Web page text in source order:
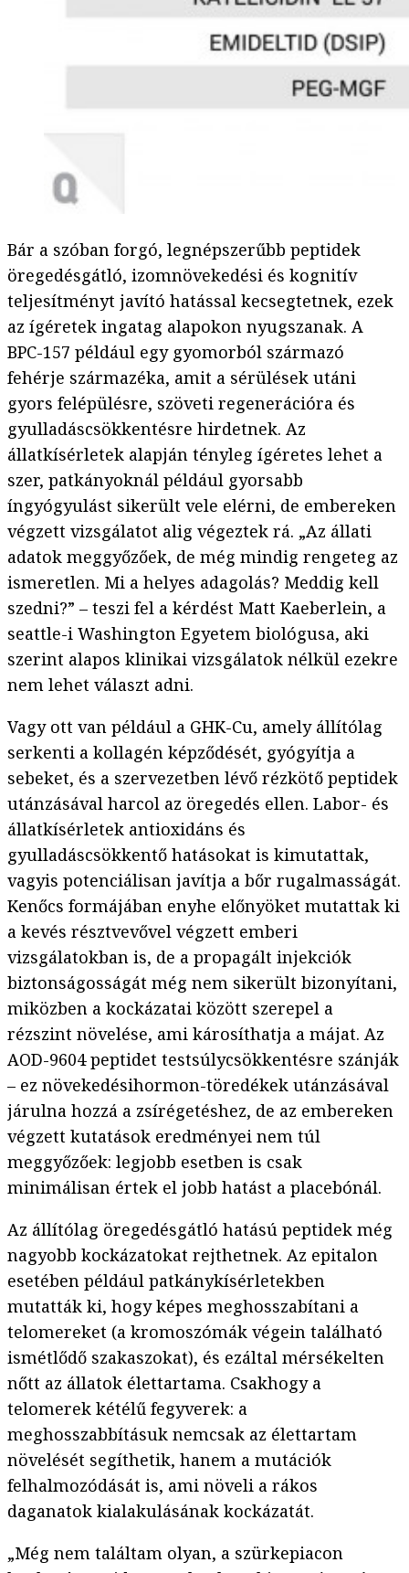
Bár a szóban forgó, legnépszerűbb peptidek
öregedésgátló, izomnövekedési és kognitív
teljesítményt javító hatással kecsegtetnek, ezek
az ígéretek ingatag alapokon nyugszanak. A
BPC-157 például egy gyomorból származó
fehérje származéka, amit a sérülések utáni
gyors felépülésre, szöveti regenerációra és
gyulladáscsökkentésre hirdetnek. Az
állatkísérletek alapján tényleg ígéretes lehet a
szer, patkányoknál például gyorsabb
íngyógyulást sikerült vele elérni, de embereken
végzett vizsgálatot alig végeztek rá. „Az állati
adatok meggyőzőek, de még mindig rengeteg az
ismeretlen. Mi a helyes adagolás? Meddig kell
szedni?” – teszi fel a kérdést Matt Kaeberlein, a
seattle-i Washington Egyetem biológusa, aki
szerint alapos klinikai vizsgálatok nélkül ezekre
nem lehet választ adni.
Vagy ott van például a GHK-Cu, amely állítólag
serkenti a kollagén képződését, gyógyítja a
sebeket, és a szervezetben lévő rézkötő peptidek
utánzásával harcol az öregedés ellen. Labor- és
állatkísérletek antioxidáns és
gyulladáscsökkentő hatásokat is kimutattak,
vagyis potenciálisan javítja a bőr rugalmasságát.
Kenőcs formájában enyhe előnyöket mutattak ki
a kevés résztvevővel végzett emberi
vizsgálatokban is, de a propagált injekciók
biztonságosságát még nem sikerült bizonyítani,
miközben a kockázatai között szerepel a
rézszint növelése, ami károsíthatja a májat. Az
AOD-9604 peptidet testsúlycsökkentésre szánják
– ez növekedésihormon-töredékek utánzásával
járulna hozzá a zsírégetéshez, de az embereken
végzett kutatások eredményei nem túl
meggyőzőek: legjobb esetben is csak
minimálisan értek el jobb hatást a placebónál.
Az állítólag öregedésgátló hatású peptidek még
nagyobb kockázatokat rejthetnek. Az epitalon
esetében például patkánykísérletekben
mutatták ki, hogy képes meghosszabítani a
telomereket (a kromoszómák végein található
ismétlődő szakaszokat), és ezáltal mérsékelten
nőtt az állatok élettartama. Csakhogy a
telomerek kétélű fegyverek: a
meghosszabbításuk nemcsak az élettartam
növelését segíthetik, hanem a mutációk
felhalmozódását is, ami növeli a rákos
daganatok kialakulásának kockázatát.
„Még nem találtam olyan, a szürkepiacon